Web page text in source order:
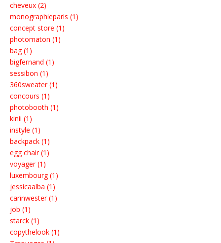
cheveux (2)
monographieparis (1)
concept store (1)
photomaton (1)
bag (1)
bigfernand (1)
sessibon (1)
360sweater (1)
concours (1)
photobooth (1)
kinii (1)
instyle (1)
backpack (1)
egg chair (1)
voyager (1)
luxembourg (1)
jessicaalba (1)
carinwester (1)
job (1)
starck (1)
copythelook (1)